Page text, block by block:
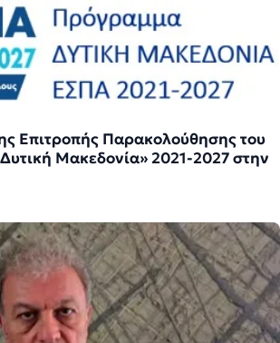
Επιτροπής Παρακολούθησης του
Μακεδονία» 2021-2027 στην